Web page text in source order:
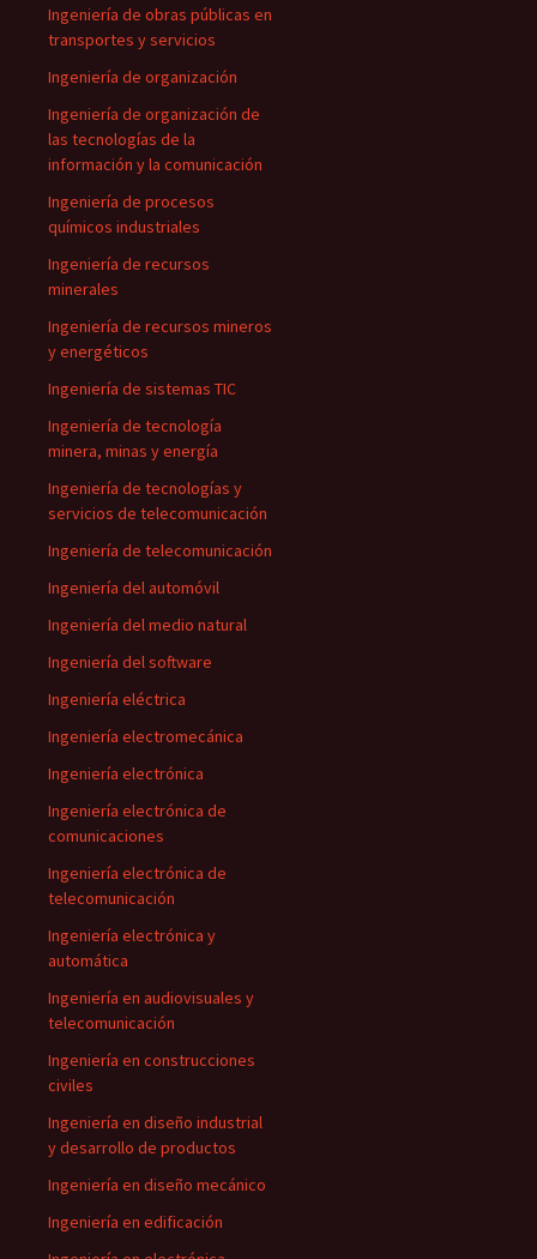
Ingeniería de obras públicas en
transportes y servicios
Ingeniería de organización
Ingeniería de organización de
las tecnologías de la
información y la comunicación
Ingeniería de procesos
químicos industriales
Ingeniería de recursos
minerales
Ingeniería de recursos mineros
y energéticos
Ingeniería de sistemas TIC
Ingeniería de tecnología
minera, minas y energía
Ingeniería de tecnologías y
servicios de telecomunicación
Ingeniería de telecomunicación
Ingeniería del automóvil
Ingeniería del medio natural
Ingeniería del software
Ingeniería eléctrica
Ingeniería electromecánica
Ingeniería electrónica
Ingeniería electrónica de
comunicaciones
Ingeniería electrónica de
telecomunicación
Ingeniería electrónica y
automática
Ingeniería en audiovisuales y
telecomunicación
Ingeniería en construcciones
civiles
Ingeniería en diseño industrial
y desarrollo de productos
Ingeniería en diseño mecánico
Ingeniería en edificación